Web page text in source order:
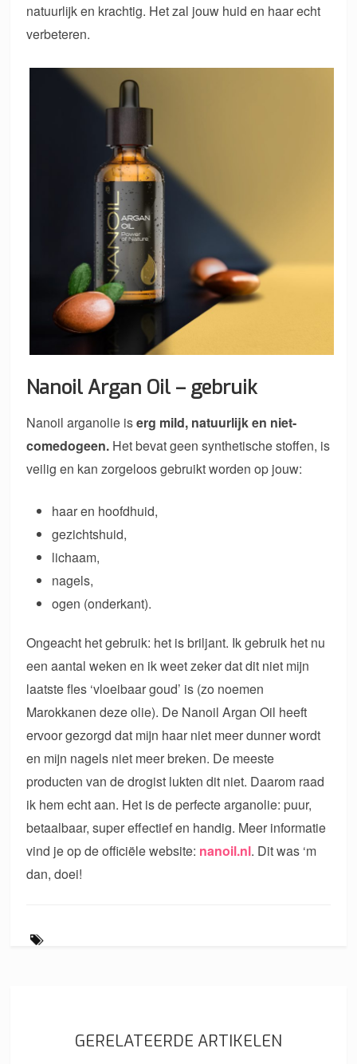
natuurlijk en krachtig. Het zal jouw huid en haar echt
verbeteren.
Nanoil Argan Oil – gebruik
Nanoil arganolie iserg mild, natuurlijk en niet-
comedogeen. Het bevat geen synthetische stoffen, is
veilig en kan zorgeloos gebruikt worden op jouw:
haar en hoofdhuid,
gezichtshuid,
lichaam,
nagels,
ogen (onderkant).
Ongeacht het gebruik: het is briljant. Ik gebruik het nu
een aantal weken en ik weet zeker dat dit niet mijn
laatste fles ‘vloeibaar goud’ is (zo noemen
Marokkanen deze olie). De Nanoil Argan Oil heeft
ervoor gezorgd dat mijn haar niet meer dunner wordt
en mijn nagels niet meer breken. De meeste
producten van de drogist lukten dit niet. Daarom raad
ik hem echt aan. Het is de perfecte arganolie: puur,
betaalbaar, super effectief en handig. Meer informatie
vind je op de officiële website: nanoil.nl. Dit was ‘m
dan, doei!
GERELATEERDE ARTIKELEN